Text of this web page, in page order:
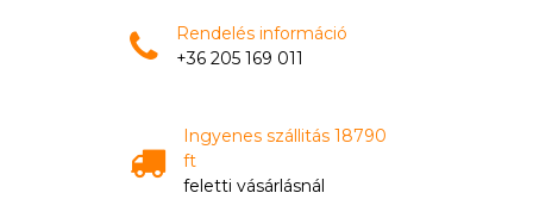
Rendelés információ
+36 205 169 011
Ingyenes szállitás 18790
ft
feletti vásárlásnál